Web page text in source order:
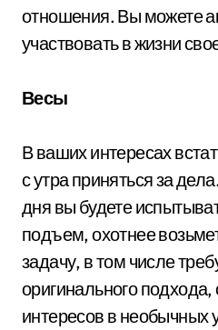
отношения. Вы можете
участвовать в жизни
Весы
В ваших интересах
с утра приняться за
дня вы будете
подъем, охотнее
задачу, в том числе
оригинального
интересов в необычных